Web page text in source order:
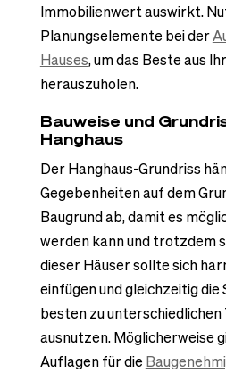
Immobilienwert auswirkt.
Planungselemente bei der
Hauses, um das Beste aus
herauszuholen.
Bauweise und
Hanghaus
Der Hanghaus-Grundriss
Gegebenheiten auf dem
Baugrund ab, damit es
werden kann und trotzdem
dieser Häuser sollte sich
einfügen und gleichzeitig
besten zu
ausnutzen. Möglicherweise
Auflagen für die